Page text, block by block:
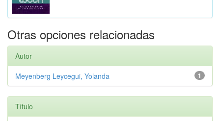
Otras opciones relacionadas
Autor
1
Meyenberg Leycegui, Yolanda
Título